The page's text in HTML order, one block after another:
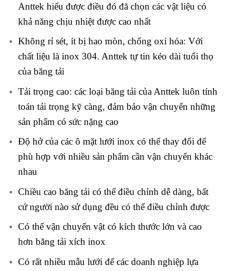
Anttek hiểu được điều đó đã chọn các vật liệu có
khả năng chịu nhiệt được cao nhất
Không rỉ sét, ít bị hao mòn, chống oxi hóa: Với
chất liệu là inox 304. Anttek tự tin kéo dài tuổi thọ
của băng tải
Tải trọng cao: các loại băng tải của Anttek luôn tính
toán tải trọng kỹ càng, đảm bảo vận chuyển những
sản phẩm có sức nặng cao
Độ hở của các ô mặt lưới inox có thể thay đổi để
phù hợp với nhiều sản phẩm cần vận chuyển khác
nhau
Chiều cao băng tải có thể điều chỉnh dễ dàng, bất
cứ người nào sử dụng đều có thể điều chỉnh được
Có thể vận chuyển vật có kích thước lớn và cao
hơn băng tải xích inox
Có rất nhiều mẫu lưới để các doanh nghiệp lựa